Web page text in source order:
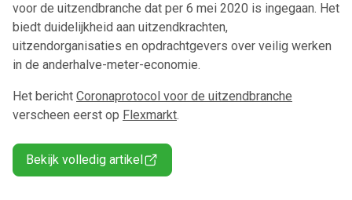
voor de uitzendbranche dat per 6 mei 2020 is ingegaan. Het
biedt duidelijkheid aan uitzendkrachten,
uitzendorganisaties en opdrachtgevers over veilig werken
in de anderhalve-meter-economie.
Het bericht Coronaprotocol voor de uitzendbranche
verscheen eerst op Flexmarkt.
Bekijk volledig artikel